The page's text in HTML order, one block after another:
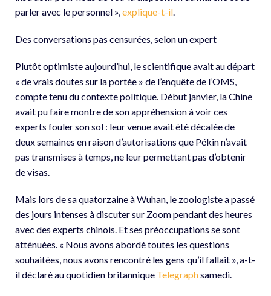
parler avec le personnel »,explique-t-il.
Des conversations pas censurées, selon un expert
Plutôt optimiste aujourd’hui, le scientifique avait au départ
« de vrais doutes sur la portée » de l’enquête de l’OMS,
compte tenu du contexte politique. Début janvier, la Chine
avait pu faire montre de son appréhension à voir ces
experts fouler son sol : leur venue avait été décalée de
deux semaines en raison d’autorisations que Pékin n’avait
pas transmises à temps, ne leur permettant pas d’obtenir
de visas.
Mais lors de sa quatorzaine à Wuhan, le zoologiste a passé
des jours intenses à discuter sur Zoom pendant des heures
avec des experts chinois. Et ses préoccupations se sont
atténuées. « Nous avons abordé toutes les questions
souhaitées, nous avons rencontré les gens qu’il fallait », a-t-
il déclaré au quotidien britannique Telegraphsamedi.